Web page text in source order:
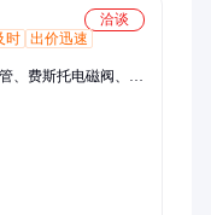
洽谈
时 出价迅速
、费斯托电磁阀、
阀、意大利SIRAI电
德克蓄能器、易福门
力开关